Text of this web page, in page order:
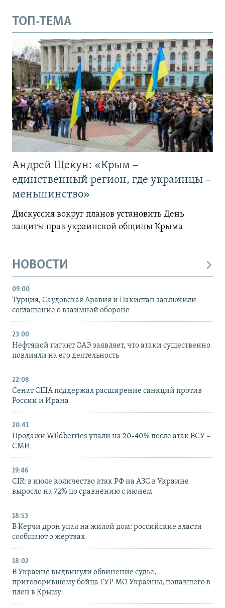
ТОП-ТЕМА
Андрей Щекун: «Крым –
единственный регион, где украинцы –
меньшинство»
Дискуссия вокруг планов установить День
защиты прав украинской общины Крыма
НОВОСТИ
09:00
Турция, Саудовская Аравия и Пакистан заключили
соглашение о взаимной обороне
23:00
Нефтяной гигант ОАЭ заявляет, что атаки существенно
повлияли на его деятельность
22:08
Сенат США поддержал расширение санкций против
России и Ирана
20:41
Продажи Wildberries упали на 20-40% после атак ВСУ –
СМИ
19:46
CIR: в июле количество атак РФ на АЗС в Украине
выросло на 72% по сравнению с июнем
18:53
В Керчи дрон упал на жилой дом: российские власти
сообщают о жертвах
18:02
В Украине выдвинули обвинение судье,
приговорившему бойца ГУР МО Украины, попавшего в
плен в Крыму